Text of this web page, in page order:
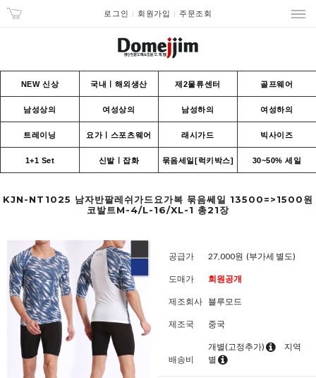
로그인 회원가입 주문조회
NEW 신상 국내ㅣ해외생산 제2물류센터 골프웨어
남성상의 여성상의 남성하의 여성하의
트레이닝 요가ㅣ스포츠웨어 래시가드 빅사이즈
1+1 Set 신발ㅣ잡화 묶음세일[럭키박스] 30~50% 세일
KJN-NT1025 남자반팔레쉬가드요가복 묶음쎄일 13500=>1500원
코발트M-4/L-16/XL-1 총21장
공급가 27,000원 (부가세 별도)
도매가 회원공개
제조회사 블루모드
제조국 중국
배송비
개별(고정추가)
지역
별